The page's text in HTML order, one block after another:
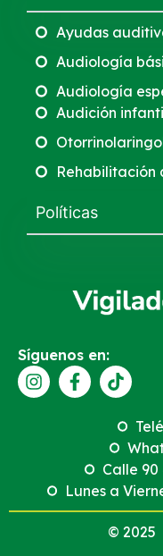
Ayudas
Audiología
Audiología
Audición
Rehabilitación
Políticas
Síguenos en:
Calle 90
Lunes a
© 2025